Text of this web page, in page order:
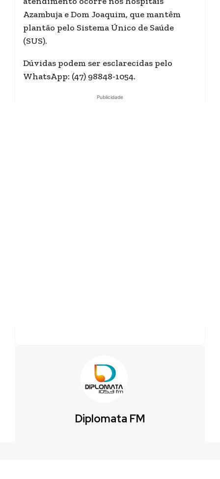
Azambuja e Dom Joaquim, que mantêm
plantão pelo Sistema Único de Saúde
(SUS).
Dúvidas podem ser esclarecidas pelo
WhatsApp: (47) 98848-1054.
Publicidade
Diplomata FM